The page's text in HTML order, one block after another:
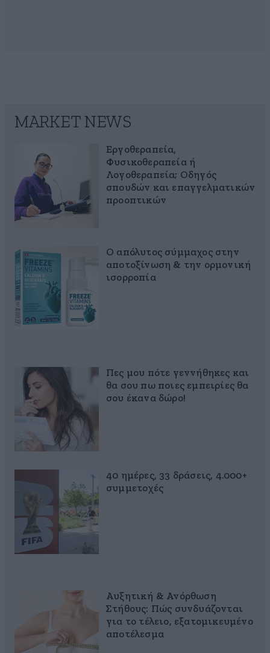
MARKET NEWS
Εργοθεραπεία,
Φυσικοθεραπεία ή
Λογοθεραπεία; Οδηγός
σπουδών και επαγγελματικών
προοπτικών
Ο απόλυτος σύμμαχος στην
αποτοξίνωση & την ορμονική
ισορροπία
Πες μου πότε γεννήθηκες και
θα σου πω ποιες εμπειρίες θα
σου έκανα δώρο!
40 ημέρες, 33 δράσεις, 4.000+
συμμετοχές
Αυξητική & Ανόρθωση
Στήθους: Πώς συνδυάζονται
για το τέλειο, εξατομικευμένο
αποτέλεσμα